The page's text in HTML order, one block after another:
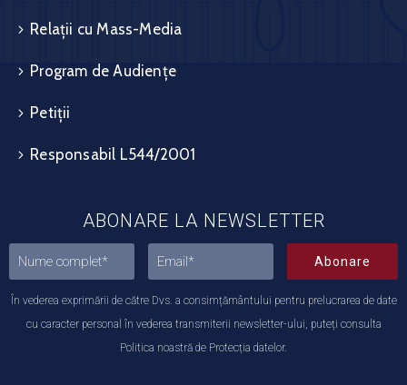
Relații cu Mass-Media
Program de Audiențe
Petiții
Responsabil L544/2001
ABONARE LA NEWSLETTER
Abonare
În vederea exprimării de către Dvs. a consimțământului pentru prelucrarea de date
cu caracter personal în vederea transmiterii newsletter-ului, puteți consulta
Politica noastră de Protecția datelor.